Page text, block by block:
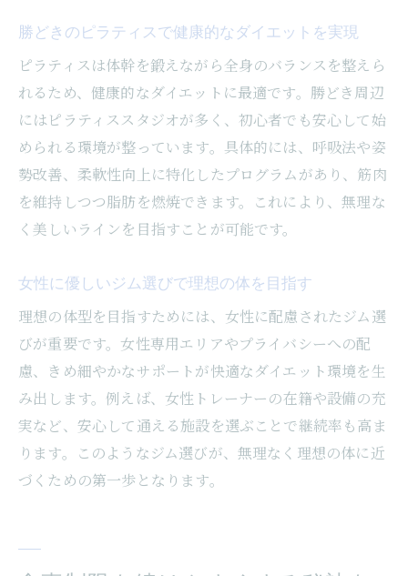
筋肉を落とさず健康的にダイエットする秘
訣
24時間使える運動環境の活用法
24時間ジムで無理なく続くダイエット習慣
忙しい女性に嬉しい運動環境の選び方
深夜も利用できるジムで生活にフィット
パーソナルトレーニングとジムの併用術
ダイエット成功に役立つ運動環境の工夫
勝どきで見つける便利な24時間ジム活用法
ストレスを減らすダイエットの進め方
ストレスフリーなダイエット生活のすすめ
食事制限中でも楽しめる工夫を紹介
心と体に優しいダイエット習慣の作り方
無理なく続くダイエットでリバウンド防止
ピラティスでリラックスしながら痩せる方
法
勝どきのピラティスで健康的なダイエットを実現
ピラティスは体幹を鍛えながら全身のバランスを整えら
れるため、健康的なダイエットに最適です。勝どき周辺
にはピラティススタジオが多く、初心者でも安心して始
められる環境が整っています。具体的には、呼吸法や姿
勢改善、柔軟性向上に特化したプログラムがあり、筋肉
を維持しつつ脂肪を燃焼できます。これにより、無理な
く美しいラインを目指すことが可能です。
女性に優しいジム選びで理想の体を目指す
理想の体型を目指すためには、女性に配慮されたジム選
びが重要です。女性専用エリアやプライバシーへの配
慮、きめ細やかなサポートが快適なダイエット環境を生
み出します。例えば、女性トレーナーの在籍や設備の充
実など、安心して通える施設を選ぶことで継続率も高ま
ります。このようなジム選びが、無理なく理想の体に近
づくための第一歩となります。